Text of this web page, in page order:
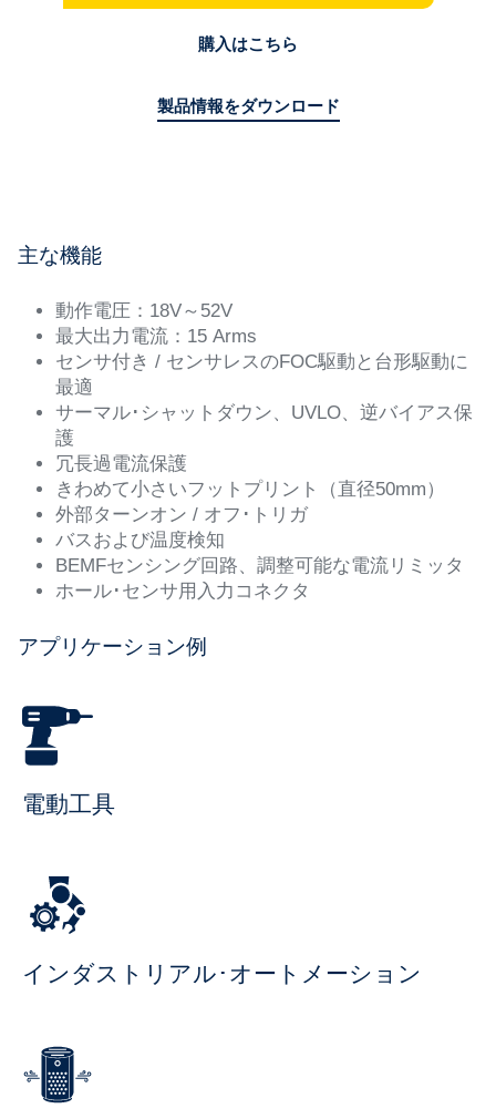
購入はこちら
製品情報をダウンロード
主な機能
動作電圧：18V～52V
最大出力電流：15 Arms
センサ付き / センサレスのFOC駆動と台形駆動に
最適
サーマル･シャットダウン、UVLO、逆バイアス保
護
冗長過電流保護
きわめて小さいフットプリント（直径50mm）
外部ターンオン / オフ･トリガ
バスおよび温度検知
BEMFセンシング回路、調整可能な電流リミッタ
ホール･センサ用入力コネクタ
アプリケーション例
電動工具
インダストリアル･オートメーション